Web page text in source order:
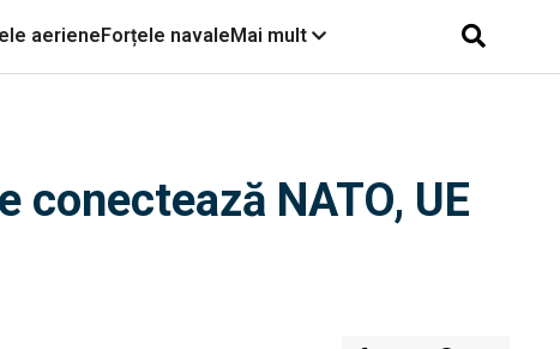
aerieneForțele navaleMai mult
NATO, UE